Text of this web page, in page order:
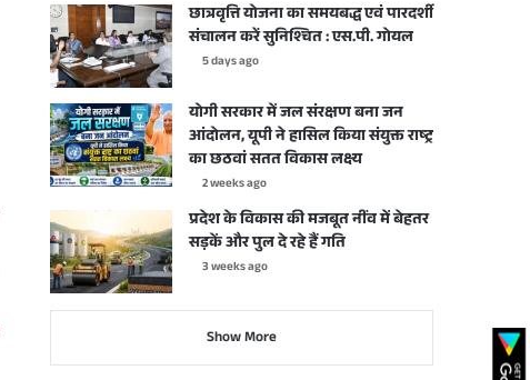
छात्रवृत्ति योजना का समयबद्ध एवं पारदर्शी
संचालन करें सुनिश्चित : एस.पी. गोयल
5 days ago
योगी सरकार में जल संरक्षण बना जन
आंदोलन, यूपी ने हासिल किया संयुक्त राष्ट्र
का छठवां सतत विकास लक्ष्य
2 weeks ago
प्रदेश के विकास की मजबूत नींव में बेहतर
सड़कें और पुल दे रहे हैं गति
3 weeks ago
Show More